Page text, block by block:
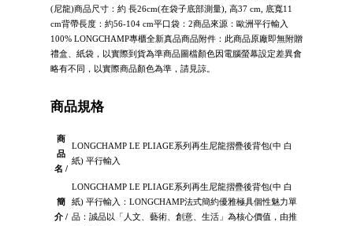
(尼龍)商品尺寸：約 長26cm(在袋子底部測量), 高37 cm, 底寬11
cm背帶長度：約56-104 cm平口袋：2商品來源：歐洲平行輸入
100% LONGCHAMP專櫃全新真品商品附件：此商品原廠即無附贈
禮盒、紙袋，以實際到貨為準商品圖檔顏色因電腦螢幕設定差異會
略有不同，以實際商品顏色為準，請見諒。
商品規格
商
品
名 /
LONGCHAMP LE PLIAGE系列再生尼龍摺疊後背包(中 白
紙) 平行輸入
簡
介 /
LONGCHAMP LE PLIAGE系列再生尼龍摺疊後背包(中 白
紙) 平行輸入：LONGCHAMP法式簡約優雅極具個性魅力單
品：誠品以「人文、藝術、創意、生活」為核心價值，由推